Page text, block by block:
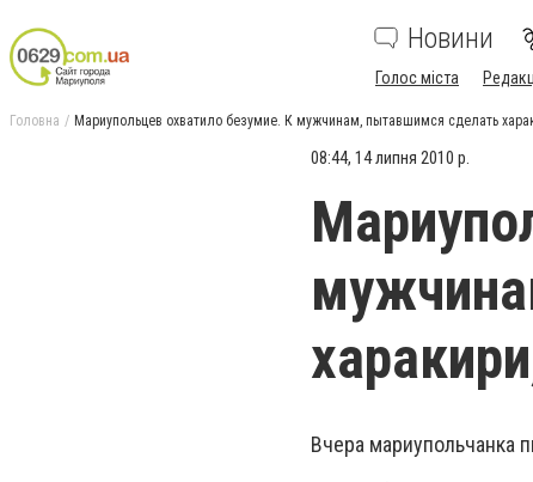
Новини
Голос міста
Головна Мариупольцев охватило безумие. К мужчинам, пытавшимся сделать
08:44, 14 липня 2010 р.
Вчера мариупольчанка